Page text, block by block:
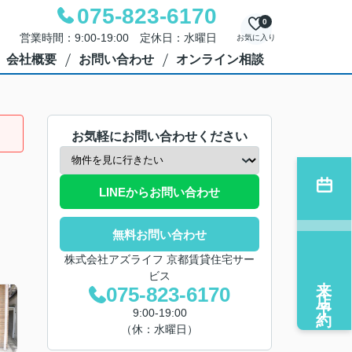
075-823-6170
営業時間：9:00-19:00 定休日：水曜日 お気に入り
0
会社概要 お問い合わせ オンライン相談
お気軽にお問い合わせください
LINEからお問い合わせ
無料お問い合わせ
株式会社アズライフ 京都賃貸住宅サー
ビス
075-823-6170
9:00-19:00
（休：水曜日）
来店予約